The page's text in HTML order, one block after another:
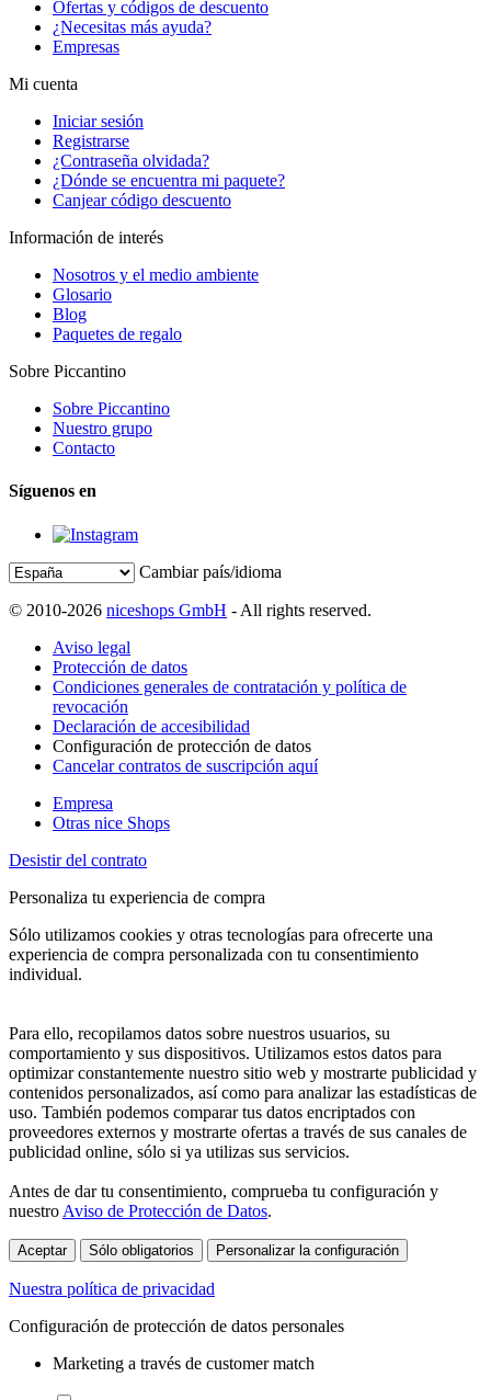
Ofertas y códigos de descuento
¿Necesitas más ayuda?
Empresas
Mi cuenta
Iniciar sesión
Registrarse
¿Contraseña olvidada?
¿Dónde se encuentra mi paquete?
Canjear código descuento
Información de interés
Nosotros y el medio ambiente
Glosario
Blog
Paquetes de regalo
Sobre Piccantino
Sobre Piccantino
Nuestro grupo
Contacto
Síguenos en
Cambiar país/idioma
© 2010-2026 niceshops GmbH - All rights reserved.
Aviso legal
Protección de datos
Condiciones generales de contratación y política de
revocación
Declaración de accesibilidad
Configuración de protección de datos
Cancelar contratos de suscripción aquí
Empresa
Otras nice Shops
Desistir del contrato
Personaliza tu experiencia de compra
Sólo utilizamos cookies y otras tecnologías para ofrecerte una
experiencia de compra personalizada con tu consentimiento
individual.
Para ello, recopilamos datos sobre nuestros usuarios, su
comportamiento y sus dispositivos. Utilizamos estos datos para
optimizar constantemente nuestro sitio web y mostrarte publicidad y
contenidos personalizados, así como para analizar las estadísticas de
uso. También podemos comparar tus datos encriptados con
proveedores externos y mostrarte ofertas a través de sus canales de
publicidad online, sólo si ya utilizas sus servicios.
Antes de dar tu consentimiento, comprueba tu configuración y
nuestro Aviso de Protección de Datos.
Aceptar Sólo obligatorios Personalizar la configuración
Nuestra política de privacidad
Configuración de protección de datos personales
Marketing a través de customer match